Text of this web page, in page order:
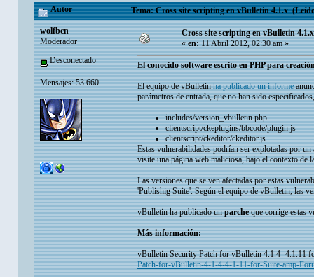
Autor Tema: Cross site scripting en vBulletin 4.1.x (Leído
wolfbcn
Moderador
Desconectado
Mensajes: 53.660
Cross site scripting en vBulletin 4.1.x
«en:11 Abril 2012, 02:30 am »
El conocido software escrito en PHP para
El equipo de vBulletinha publicado un informe
parámetros de entrada, que no han sido
includes/version_vbulletin.php
clientscript/ckeplugins/bbcode/plugin.js
clientscript/ckeditor/ckeditor.js
Estas vulnerabilidades podrían ser explotadas por
visite una página web maliciosa, bajo el contexto de
Las versiones que se ven afectadas por estas
'Publishig Suite'. Según el equipo de vBulletin, las
vBulletin ha publicado unparcheque corrige estas
Más información:
vBulletin Security Patch for vBulletin 4.1.4 -4.1.11
Patch-for-vBulletin-4-1-4-4-1-11-for-Suite-amp-